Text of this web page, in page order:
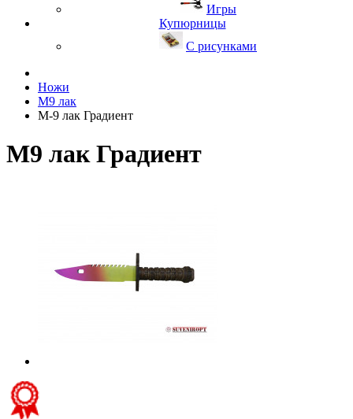
Игры
Купюрницы
С рисунками
Ножи
M9 лак
М-9 лак Градиент
М9 лак Градиент